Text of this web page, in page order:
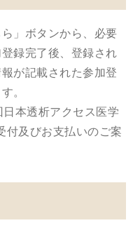
」ボタンから、必要
録完了後、登録され
が記載された参加登
。
本透析アクセス医学
付及びお支払いのご案